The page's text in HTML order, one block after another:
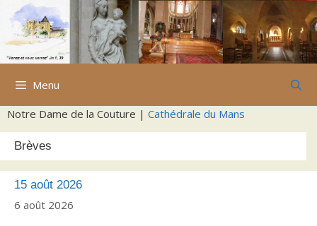
Aller
contenu
Menu
Notre Dame de la Couture | Cathédrale du Mans
Brèves
15 août 2026
6 août 2026